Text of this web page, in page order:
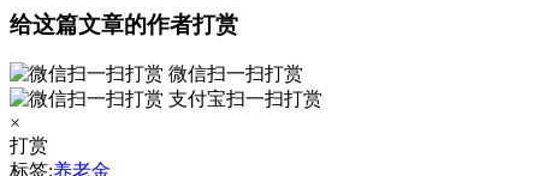
给这篇文章的作者打赏
微信扫一扫打赏
支付宝扫一扫打赏
×
打赏
标签:养老金